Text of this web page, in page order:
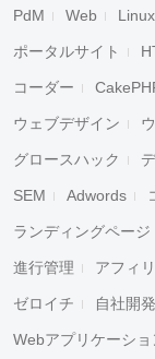
PdM Web Linux
ポータルサイト
コーダー
ウェブデザイン
グロースハック
SEM Adwords
ランディングページ
進行管理 アフィ
ゼロイチ 自社開発
Webアプリケーショ